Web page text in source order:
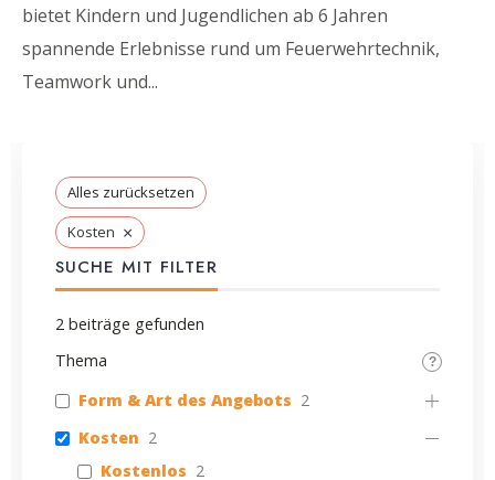
bietet Kindern und Jugendlichen ab 6 Jahren
spannende Erlebnisse rund um Feuerwehrtechnik,
Teamwork und...
Alles zurücksetzen
Kosten ×
SUCHE MIT FILTER
2 beiträge gefunden
Thema
Form & Art des Angebots 2
Kosten 2
Kostenlos 2